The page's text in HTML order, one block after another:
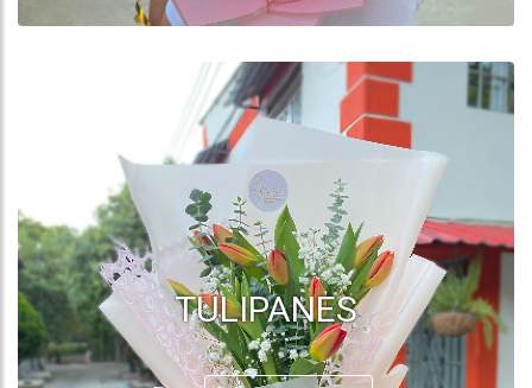
TULIPANES